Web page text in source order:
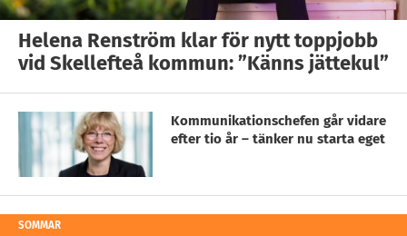
Helena Renström klar för nytt toppjobb
vid Skellefteå kommun: ”Känns jättekul”
Kommunikationschefen går vidare
efter tio år – tänker nu starta eget
SOMMAR